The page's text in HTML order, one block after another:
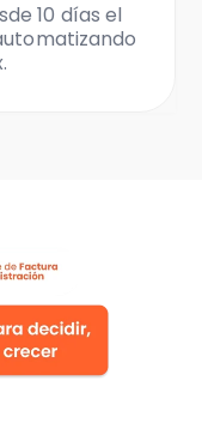
10 días el